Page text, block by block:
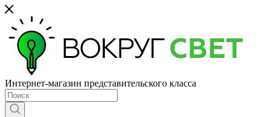
Интернет-магазин представительского класса